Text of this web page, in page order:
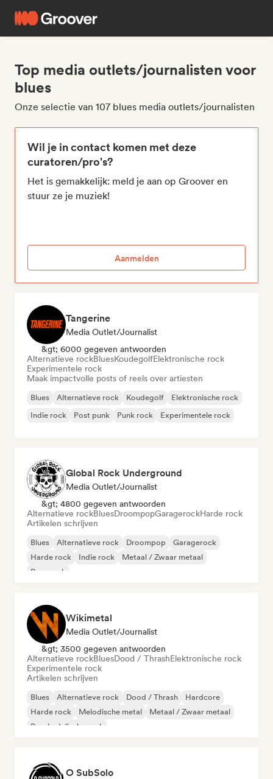
Top media outlets/journalisten voor
blues
Onze selectie van 107 blues media outlets/journalisten
Wil je in contact komen met deze
curatoren/pro's?
Het is gemakkelijk: meld je aan op Groover en
stuur ze je muziek!
Aanmelden
Tangerine
Media Outlet/Journalist
&gt; 6000 gegeven antwoorden
Alternatieve rockBluesKoudegolfElektronische rock
Experimentele rock
Maak impactvolle posts of reels over artiesten
Blues Alternatieve rock Koudegolf
Elektronische rock
Indie rock
Post punk Punk rock Experimentele rock
Global Rock Underground
Media Outlet/Journalist
&gt; 4800 gegeven antwoorden
Alternatieve rockBluesDroompopGaragerockHarde rock
Artikelen schrijven
Blues Alternatieve rock Droompop
Garagerock
Harde rock
Indie rock
Metaal / Zwaar metaal
Pop-punk
Wikimetal
Media Outlet/Journalist
&gt; 3500 gegeven antwoorden
Alternatieve rockBluesDood / ThrashElektronische rock
Experimentele rock
Artikelen schrijven
Blues Alternatieve rock Dood / Thrash
Hardcore
Harde rock
Melodische metal
Metaal / Zwaar metaal
Psychedelische rock
O SubSolo